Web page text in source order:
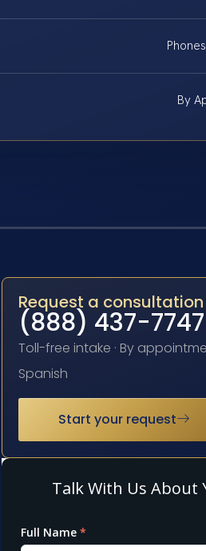
By
Request a consultation
(888) 437-7747
Toll-free intake · By
Spanish
Start your request